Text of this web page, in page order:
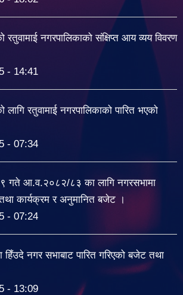
नगरपालिकाको संक्षिप्त आय व्यय विवरण
- 14:41
रतुवामाई नगरपालिकाको पारित भएको
- 07:34
गते आ.व.२०८२/८३ का लागि नगरसभामा
तथा कार्यक्रम र अनुमानित बजेट ।
- 07:24
नगर सभाबाट पारित गरिएको बजेट तथा
- 13:09